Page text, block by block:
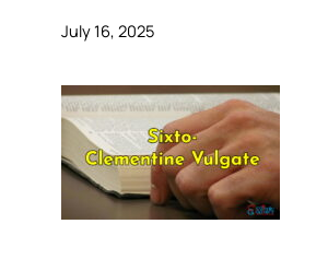
July 16, 2025